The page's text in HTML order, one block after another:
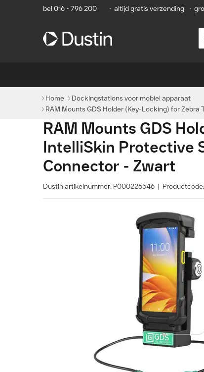
bel 016 - 796 200 • altijd gratis verzending •
Home
Dockingstations voor mobiel apparaat
RAM Mounts GDS Holder (Key-Locking) for
RAM Mounts GDS
IntelliSkin Protective
Connector - Zwart
Dustin artikelnummer: P000226546 |